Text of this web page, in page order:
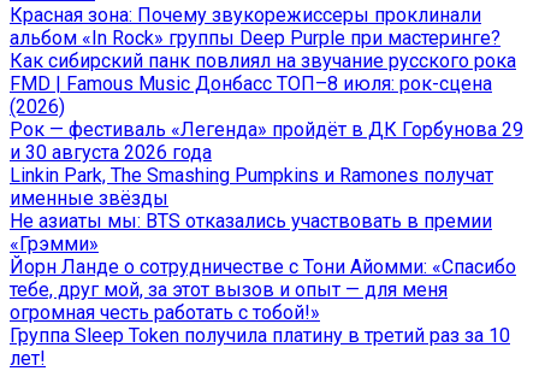
Красная зона: Почему звукорежиссеры проклинали
альбом «In Rock» группы Deep Purple при мастеринге?
Как сибирский панк повлиял на звучание русского рока
FMD | Famous Music Донбасс ТОП–8 июля: рок-сцена
(2026)
Рок — фестиваль «Легенда» пройдёт в ДК Горбунова 29
и 30 августа 2026 года
Linkin Park, The Smashing Pumpkins и Ramones получат
именные звёзды
Не азиаты мы: BTS отказались участвовать в премии
«Грэмми»
Йорн Ланде о сотрудничестве с Тони Айомми: «Спасибо
тебе, друг мой, за этот вызов и опыт — для меня
огромная честь работать с тобой!»
Группа Sleep Token получила платину в третий раз за 10
лет!